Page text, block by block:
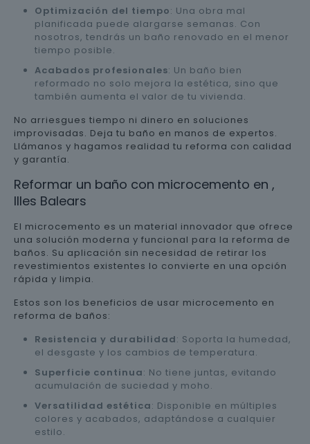
Optimización del tiempo: Una obra mal
planificada puede alargarse semanas. Con
nosotros, tendrás un baño renovado en el menor
tiempo posible.
Acabados profesionales: Un baño bien
reformado no solo mejora la estética, sino que
también aumenta el valor de tu vivienda.
No arriesgues tiempo ni dinero en soluciones
improvisadas. Deja tu baño en manos de expertos.
Llámanos y hagamos realidad tu reforma con calidad
y garantía.
Reformar un baño con microcemento en ,
Illes Balears
El microcemento es un material innovador que ofrece
una solución moderna y funcional para la reforma de
baños. Su aplicación sin necesidad de retirar los
revestimientos existentes lo convierte en una opción
rápida y limpia.
Estos son los beneficios de usar microcemento en
reforma de baños:
Resistencia y durabilidad: Soporta la humedad,
el desgaste y los cambios de temperatura.
Superficie continua: No tiene juntas, evitando
acumulación de suciedad y moho.
Versatilidad estética: Disponible en múltiples
colores y acabados, adaptándose a cualquier
estilo.